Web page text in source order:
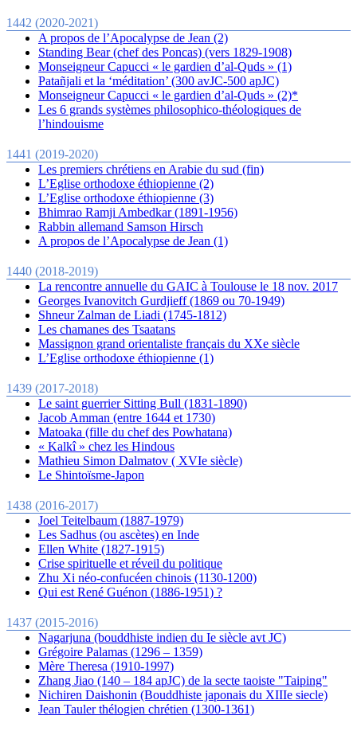
1442 (2020-2021)
A propos de l’Apocalypse de Jean (2)
Standing Bear (chef des Poncas) (vers 1829-1908)
Monseigneur Capucci « le gardien d’al-Quds » (1)
Patañjali et la ‘méditation’ (300 avJC-500 apJC)
Monseigneur Capucci « le gardien d’al-Quds » (2)*
Les 6 grands systèmes philosophico-théologiques de
l’hindouisme
1441 (2019-2020)
Les premiers chrétiens en Arabie du sud (fin)
L’Eglise orthodoxe éthiopienne (2)
L’Eglise orthodoxe éthiopienne (3)
Bhimrao Ramji Ambedkar (1891-1956)
Rabbin allemand Samson Hirsch
A propos de l’Apocalypse de Jean (1)
1440 (2018-2019)
La rencontre annuelle du GAIC à Toulouse le 18 nov. 2017
Georges Ivanovitch Gurdjieff (1869 ou 70-1949)
Shneur Zalman de Liadi (1745-1812)
Les chamanes des Tsaatans
Massignon grand orientaliste français du XXe siècle
L’Eglise orthodoxe éthiopienne (1)
1439 (2017-2018)
Le saint guerrier Sitting Bull (1831-1890)
Jacob Amman (entre 1644 et 1730)
Matoaka (fille du chef des Powhatana)
« Kalkî » chez les Hindous
Mathieu Simon Dalmatov ( XVIe siècle)
Le Shintoïsme-Japon
1438 (2016-2017)
Joel Teitelbaum (1887-1979)
Les Sadhus (ou ascètes) en Inde
Ellen White (1827-1915)
Crise spirituelle et réveil du politique
Zhu Xi néo-confucéen chinois (1130-1200)
Qui est René Guénon (1886-1951) ?
1437 (2015-2016)
Nagarjuna (bouddhiste indien du Ie siècle avt JC)
Grégoire Palamas (1296 – 1359)
Mère Theresa (1910-1997)
Zhang Jiao (140 – 184 apJC) de la secte taoiste "Taiping"
Nichiren Daishonin (Bouddhiste japonais du XIIIe siecle)
Jean Tauler thélogien chrétien (1300-1361)